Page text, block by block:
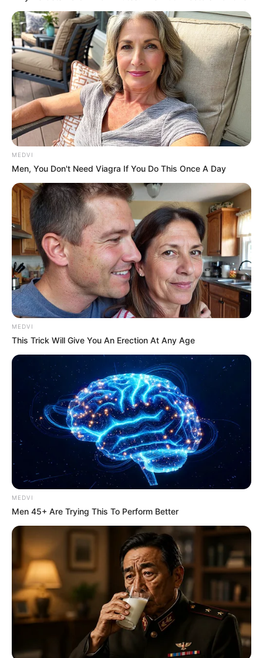
MEDVI
Men, You Don't Need Viagra If You Do This Once A Day
MEDVI
This Trick Will Give You An Erection At Any Age
MEDVI
Men 45+ Are Trying This To Perform Better